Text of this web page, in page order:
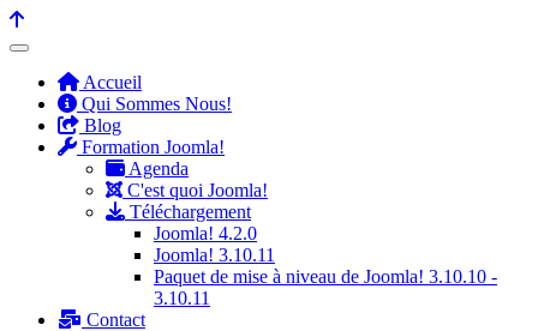
Accueil
Qui Sommes Nous!
Blog
Formation Joomla!
Agenda
C'est quoi Joomla!
Téléchargement
Joomla! 4.2.0
Joomla! 3.10.11
Paquet de mise à niveau de Joomla! 3.10.10 -
3.10.11
Contact